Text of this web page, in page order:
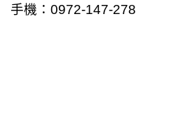
手機： 0972-147-278